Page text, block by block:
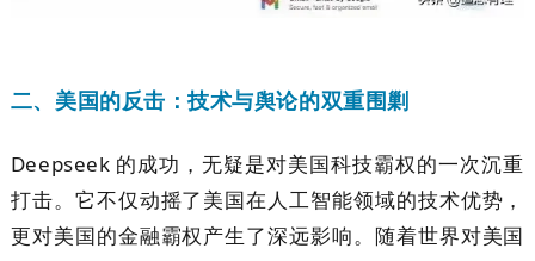
二、美国的反击：技术与舆论的双重围剿
Deepseek 的成功，无疑是对美国科技霸权的一次沉重
打击。它不仅动摇了美国在人工智能领域的技术优势，
更对美国的金融霸权产生了深远影响。随着世界对美国